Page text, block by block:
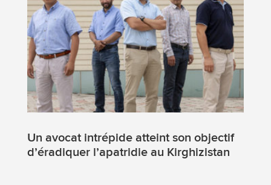
Un avocat intrépide atteint son objectif
d’éradiquer l’apatridie au Kirghizistan